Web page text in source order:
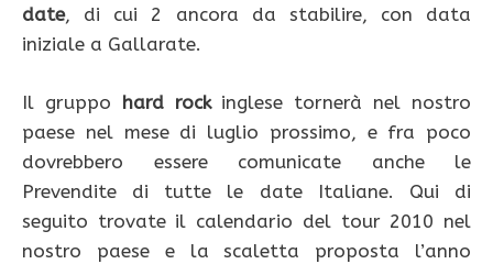
date, di cui 2 ancora da stabilire, con data
iniziale a Gallarate.
Il gruppo hard rockinglese tornerà nel nostro
paese nel mese di luglio prossimo, e fra poco
dovrebbero essere comunicate anche le
Prevendite di tutte le date Italiane. Qui di
seguito trovate il calendario del tour 2010 nel
nostro paese e la scaletta proposta l’anno